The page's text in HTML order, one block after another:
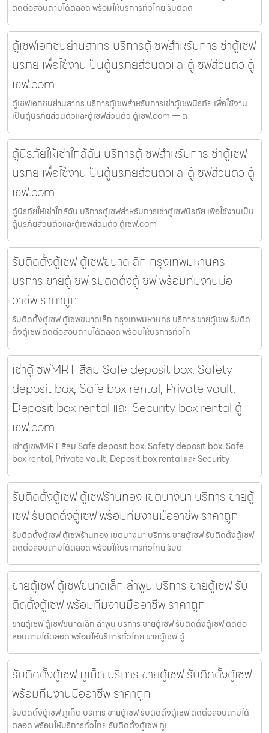
ติดต่อสอบถามได้ตลอด พร้อมให้บริการทั่วไทย รับติดต
ตู้เซฟเอกชนย่านสาทร บริการตู้เซฟสำหรับการเช่าตู้เซฟ
นิรภัย เพื่อใช้งานเป็นตู้นิรภัยส่วนตัวและตู้เซฟส่วนตัว ตู้
เซฟ.com
ตู้เซฟเอกชนย่านสาทร บริการตู้เซฟสำหรับการเช่าตู้เซฟนิรภัย เพื่อใช้งาน
เป็นตู้นิรภัยส่วนตัวและตู้เซฟส่วนตัว ตู้เซฟ.com — ต
ตู้นิรภัยให้เช่าใกล้ฉัน บริการตู้เซฟสำหรับการเช่าตู้เซฟ
นิรภัย เพื่อใช้งานเป็นตู้นิรภัยส่วนตัวและตู้เซฟส่วนตัว ตู้
เซฟ.com
ตู้นิรภัยให้เช่าใกล้ฉัน บริการตู้เซฟสำหรับการเช่าตู้เซฟนิรภัย เพื่อใช้งานเป็น
ตู้นิรภัยส่วนตัวและตู้เซฟส่วนตัว ตู้เซฟ.com
รับติดตั้งตู้เซฟ ตู้เซฟขนาดเล็ก กรุงเทพมหานคร
บริการ ขายตู้เซฟ รับติดตั้งตู้เซฟ พร้อมทีมงานมือ
อาชีพ ราคาถูก
รับติดตั้งตู้เซฟ ตู้เซฟขนาดเล็ก กรุงเทพมหานคร บริการ ขายตู้เซฟ รับติด
ตั้งตู้เซฟ ติดต่อสอบถามได้ตลอด พร้อมให้บริการทั่วไท
เช่าตู้เซฟMRT สีลม Safe deposit box, Safety
deposit box, Safe box rental, Private vault,
Deposit box rental และ Security box rental ตู้
เซฟ.com
เช่าตู้เซฟMRT สีลม Safe deposit box, Safety deposit box, Safe
box rental, Private vault, Deposit box rental และ Security
รับติดตั้งตู้เซฟ ตู้เซฟร้านทอง เขตบางนา บริการ ขายตู้
เซฟ รับติดตั้งตู้เซฟ พร้อมทีมงานมืออาชีพ ราคาถูก
รับติดตั้งตู้เซฟ ตู้เซฟร้านทอง เขตบางนา บริการ ขายตู้เซฟ รับติดตั้งตู้เซฟ
ติดต่อสอบถามได้ตลอด พร้อมให้บริการทั่วไทย รับต
ขายตู้เซฟ ตู้เซฟขนาดเล็ก ลำพูน บริการ ขายตู้เซฟ รับ
ติดตั้งตู้เซฟ พร้อมทีมงานมืออาชีพ ราคาถูก
ขายตู้เซฟ ตู้เซฟขนาดเล็ก ลำพูน บริการ ขายตู้เซฟ รับติดตั้งตู้เซฟ ติดต่อ
สอบถามได้ตลอด พร้อมให้บริการทั่วไทย ขายตู้เซฟ ตู้
รับติดตั้งตู้เซฟ ภูเก็ต บริการ ขายตู้เซฟ รับติดตั้งตู้เซฟ
พร้อมทีมงานมืออาชีพ ราคาถูก
รับติดตั้งตู้เซฟ ภูเก็ต บริการ ขายตู้เซฟ รับติดตั้งตู้เซฟ ติดต่อสอบถามได้
ตลอด พร้อมให้บริการทั่วไทย รับติดตั้งตู้เซฟ ภูเ